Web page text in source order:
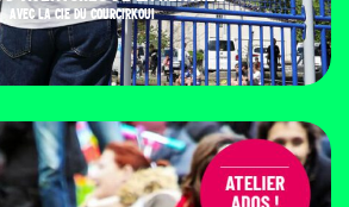
AVEC LA CIE DU COURCIRKOUI